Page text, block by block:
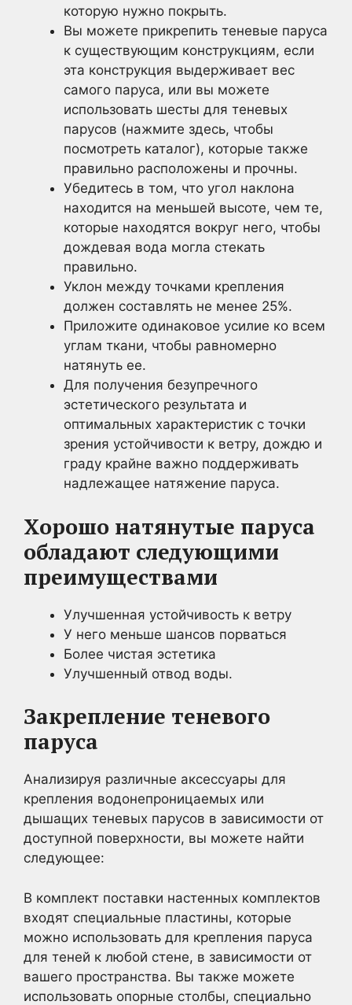
которую нужно покрыть.
Вы можете прикрепить теневые паруса
к существующим конструкциям, если
эта конструкция выдерживает вес
самого паруса, или вы можете
использовать шесты для теневых
парусов (нажмите здесь, чтобы
посмотреть каталог), которые также
правильно расположены и прочны.
Убедитесь в том, что угол наклона
находится на меньшей высоте, чем те,
которые находятся вокруг него, чтобы
дождевая вода могла стекать
правильно.
Уклон между точками крепления
должен составлять не менее 25%.
Приложите одинаковое усилие ко всем
углам ткани, чтобы равномерно
натянуть ее.
Для получения безупречного
эстетического результата и
оптимальных характеристик с точки
зрения устойчивости к ветру, дождю и
граду крайне важно поддерживать
надлежащее натяжение паруса.
Хорошо натянутые паруса
обладают следующими
преимуществами
Улучшенная устойчивость к ветру
У него меньше шансов порваться
Более чистая эстетика
Улучшенный отвод воды.
Закрепление теневого
паруса
Анализируя различные аксессуары для
крепления водонепроницаемых или
дышащих теневых парусов в зависимости от
доступной поверхности, вы можете найти
следующее:
В комплект поставки настенных комплектов
входят специальные пластины, которые
можно использовать для крепления паруса
для теней к любой стене, в зависимости от
вашего пространства. Вы также можете
использовать опорные столбы, специально